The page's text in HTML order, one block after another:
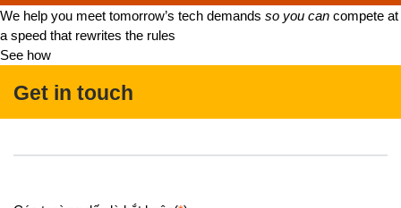
We help you meet tomorrow’s tech demands so you can compete at
a speed that rewrites the rules
See how
Get in touch